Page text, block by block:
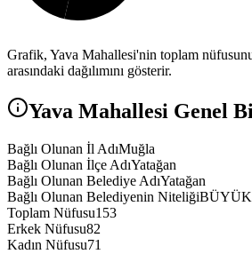
Grafik, Yava Mahallesi'nin toplam
arasındaki dağılımını gösterir.
Yava Mahallesi Genel
Bağlı Olunan İl AdıMuğla
Bağlı Olunan İlçe AdıYatağan
Bağlı Olunan Belediye AdıYatağan
Bağlı Olunan Belediyenin Niteliği
Toplam Nüfusu153
Erkek Nüfusu82
Kadın Nüfusu71